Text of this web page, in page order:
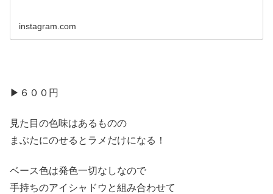
instagram.com
▶︎６００円
見た目の色味はあるものの
まぶたにのせるとラメだけになる！
ベース色は発色一切なしなので
手持ちのアイシャドウと組み合わせて